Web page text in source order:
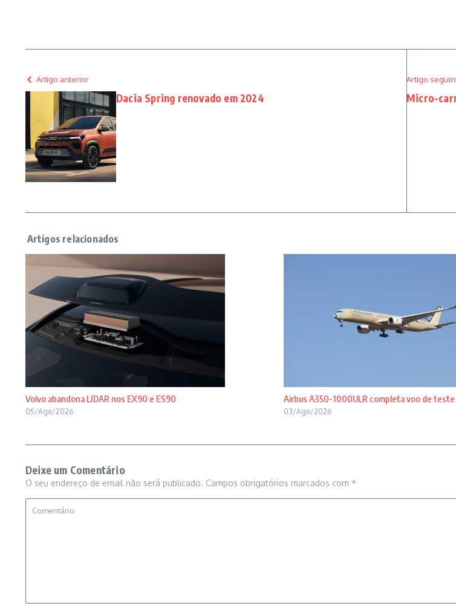
Artigo anterior
Dacia Spring renovado em 2024
Artigo
Micro-
Volvo abandona LIDAR nos EX90 e ES90
05/Ago/2026
Airbus A350-1000ULR completa voo de teste
03/Ago/2026
Deixe um Comentário
O seu endereço de email não será publicado. Campos obrigatórios marcados com *